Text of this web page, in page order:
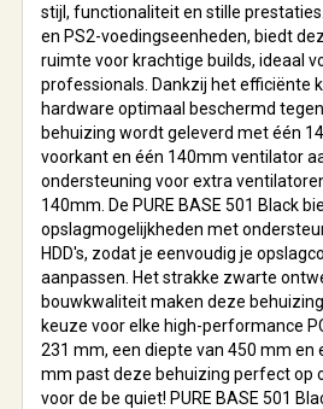
stijl, functionaliteit en stille
en PS2-voedingseenheden, biedt
ruimte voor krachtige builds, ideaal
professionals. Dankzij het efficiënte
hardware optimaal beschermd
behuizing wordt geleverd met één
voorkant en één 140mm ventilator
ondersteuning voor extra
140mm. De PURE BASE 501 Black
opslagmogelijkheden met
HDD's, zodat je eenvoudig je
aanpassen. Het strakke zwarte
bouwkwaliteit maken deze
keuze voor elke high-performance
231 mm, een diepte van 450 mm en
mm past deze behuizing perfect op
voor de be quiet! PURE BASE 501